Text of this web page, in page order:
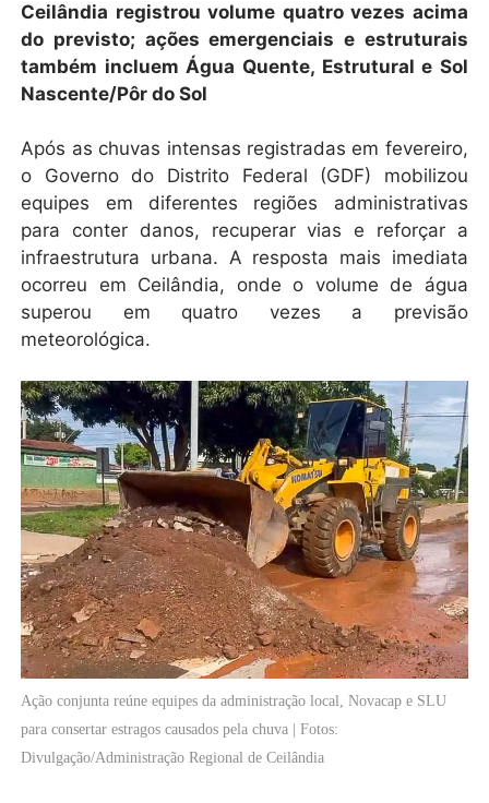
Ceilândia registrou volume quatro vezes acima
do previsto; ações emergenciais e estruturais
também incluem Água Quente, Estrutural e Sol
Nascente/Pôr do Sol
Após as chuvas intensas registradas em fevereiro,
o Governo do Distrito Federal (GDF) mobilizou
equipes em diferentes regiões administrativas
para conter danos, recuperar vias e reforçar a
infraestrutura urbana. A resposta mais imediata
ocorreu em Ceilândia, onde o volume de água
superou em quatro vezes a previsão
meteorológica.
Ação conjunta reúne equipes da administração local, Novacap e SLU
para consertar estragos causados pela chuva | Fotos:
Divulgação/Administração Regional de Ceilândia